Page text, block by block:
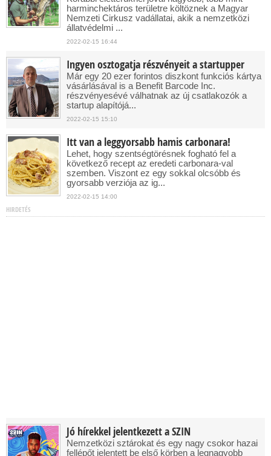
harminchektáros területre költöznek a Magyar
Nemzeti Cirkusz vadállatai, akik a nemzetközi
állatvédelmi ...
2022-02-15 16:44
Ingyen osztogatja részvényeit a startupper
Már egy 20 ezer forintos diszkont funkciós kártya
vásárlásával is a Benefit Barcode Inc.
részvényesévé válhatnak az új csatlakozók a
startup alapítójá...
2022-02-15 15:10
Itt van a leggyorsabb hamis carbonara!
Lehet, hogy szentségtörésnek fogható fel a
következő recept az eredeti carbonara-val
szemben. Viszont ez egy sokkal olcsóbb és
gyorsabb verziója az ig...
2022-02-15 14:00
HIRDETÉS
Jó hírekkel jelentkezett a SZIN
Nemzetközi sztárokat és egy nagy csokor hazai
fellépőt jelentett be első körben a legnagyobb